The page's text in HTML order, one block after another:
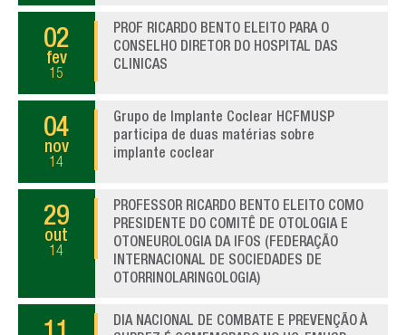
02
fev
15
PROF RICARDO BENTO ELEITO PARA O
CONSELHO DIRETOR DO HOSPITAL DAS
CLINICAS
04
nov
14
Grupo de Implante Coclear HCFMUSP
participa de duas matérias sobre
implante coclear
29
out
14
PROFESSOR RICARDO BENTO ELEITO COMO
PRESIDENTE DO COMITÊ DE OTOLOGIA E
OTONEUROLOGIA DA IFOS (FEDERAÇÃO
INTERNACIONAL DE SOCIEDADES DE
OTORRINOLARINGOLOGIA)
DIA NACIONAL DE COMBATE E PREVENÇÃO À